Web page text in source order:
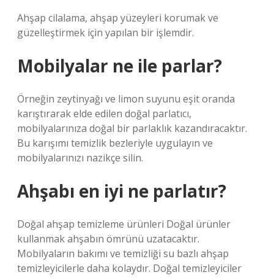
Ahşap cilalama, ahşap yüzeyleri korumak ve
güzelleştirmek için yapılan bir işlemdir.
Mobilyalar ne ile parlar?
Örneğin zeytinyağı ve limon suyunu eşit oranda
karıştırarak elde edilen doğal parlatıcı,
mobilyalarınıza doğal bir parlaklık kazandıracaktır.
Bu karışımı temizlik bezleriyle uygulayın ve
mobilyalarınızı nazikçe silin.
Ahşabı en iyi ne parlatır?
Doğal ahşap temizleme ürünleri Doğal ürünler
kullanmak ahşabın ömrünü uzatacaktır.
Mobilyaların bakımı ve temizliği su bazlı ahşap
temizleyicilerle daha kolaydır. Doğal temizleyiciler